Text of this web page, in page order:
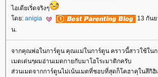
ไอเดียเริ่ดจริงๆ
ดย: anigia
13 กัน
น.
จากคุณพ่อในการ์ตูน คุณแม่ในการ์ตูน คราวนี้สาวใช้ใน
เมดเด่นๆผมอ่านเมดกายกับมาโฮโระมาติกครับ
ส่วนเมดจากการ์ตูนไม่เน้นเมดที่ชอบที่สุดก็โคฮาคุในสึกิฮิ